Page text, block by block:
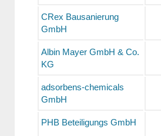
CRex Bausanierung
GmbH
Albin Mayer GmbH & Co.
KG
adsorbens-chemicals
GmbH
PHB Beteiligungs GmbH